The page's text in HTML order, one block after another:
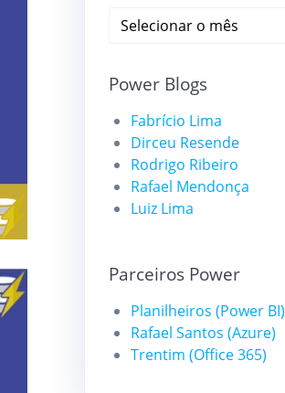
Arquivos
Power Blogs
Fabrício Lima
Dirceu Resende
Rodrigo Ribeiro
Rafael Mendonça
Luiz Lima
Parceiros Power
Planilheiros (Power BI)
Rafael Santos (Azure)
Trentim (Office 365)